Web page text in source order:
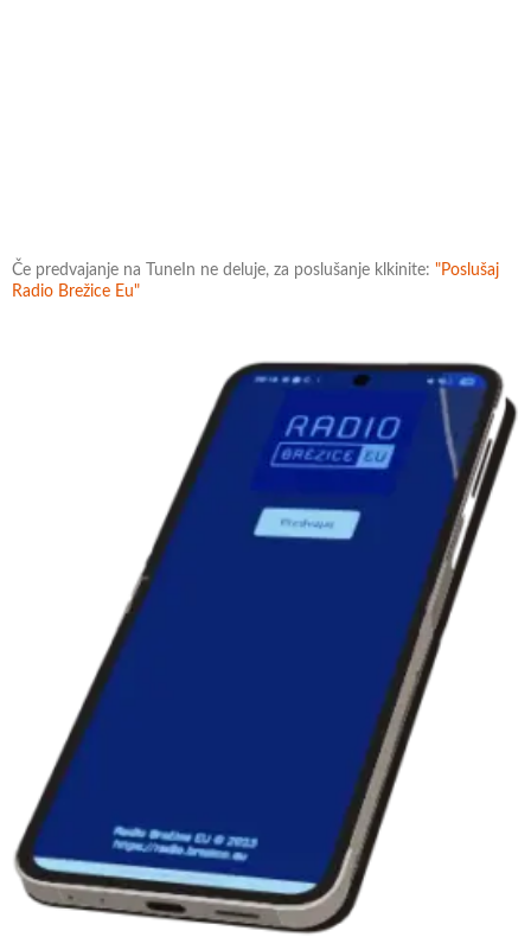
Če predvajanje na TuneIn ne deluje, za poslušanje klkinite: "Poslušaj
Radio Brežice Eu"